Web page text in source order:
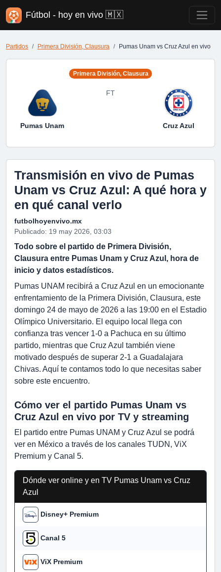
Fútbol - hoy en vivo 🇲🇽
Partidos Primera División, Clausura Pumas Unam vs Cruz Azul en vivo
Primera División, Clausura
Pumas Unam
FT
Cruz Azul
Transmisión en vivo de Pumas
Unam vs Cruz Azul: A qué hora y
en qué canal verlo
futbolhoyenvivo.mx
Publicado: 19 may 2026, 03:03
Todo sobre el partido de Primera División,
Clausura entre Pumas Unam y Cruz Azul, hora de
inicio y datos estadísticos.
Pumas UNAM recibirá a Cruz Azul en un emocionante
enfrentamiento de la Primera División, Clausura, este
domingo 24 de mayo de 2026 a las 19:00 en el Estadio
Olímpico Universitario. El equipo local llega con
confianza tras vencer 1-0 a Pachuca en su último
partido, mientras que Cruz Azul también viene
motivado después de superar 2-1 a Guadalajara
Chivas. Aquí te contamos todo lo que necesitas saber
sobre este encuentro.
Cómo ver el partido Pumas Unam vs
Cruz Azul en vivo por TV y streaming
El partido entre Pumas UNAM y Cruz Azul se podrá
ver en México a través de los canales TUDN, ViX
Premium y Canal 5.
Dónde ver online y en TV Pumas Unam vs Cruz
Azul
Disney+ Premium
Canal 5
ViX Premium